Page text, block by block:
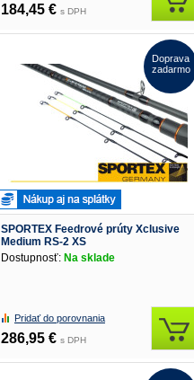
184,45 € s DPH
SPORTEX Feedrové prúty Xclusive
Medium RS-2 XS
Dostupnosť: Na sklade
Pridať do porovnania
286,95 € s DPH
Doprava
zadarmo